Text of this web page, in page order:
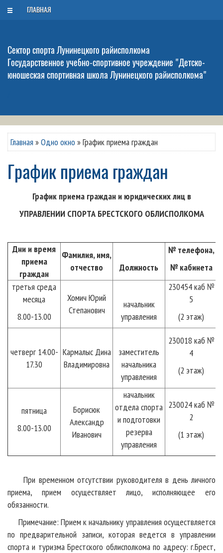
Четверг, 6 августа 2026
Сектор спорта Лунинецкого райисполкома
Государственное учебно-спортивное учреждение "Детско-
юношеская спортивная школа Лунинецкого райисполкома"
ГЛАВНАЯ
Главная »Одно окно »График приема граждан
График приема граждан
График приема граждан и юридических лиц в
УПРАВЛЕНИИ СПОРТА БРЕСТСКОГО ОБЛИСПОЛКОМА
Дни и время
приема
граждан
Фамилия, имя,
отчество
Должность
№ телефона,
№ кабинета
третья среда
месяца
8.00-13.00
Хомич Юрий
Степанович
начальник
управления
230454 каб №
5
(2 этаж)
четверг 14.00-
17.30
Кармалыс Дина
Владимировна
заместитель
начальника
управления
230018 каб №
4
(2 этаж)
пятница
8.00-13.00
Борисюк
Александр
Иванович
начальник
отдела спорта
и подготовки
резерва
управления
230024 каб №
2
(1 этаж)
При временном отсутствии руководителя в день личного
приема, прием осуществляет лицо, исполняющее его
обязанности.
Примечание: Прием к начальнику управления осуществляется
по предварительной записи, которая ведется в управлении
спорта и туризма Брестского облисполкома по адресу: г.Брест,